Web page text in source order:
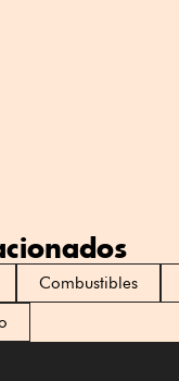
Combustibles